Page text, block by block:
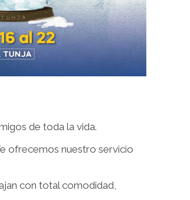
de toda la vida.
ofrecemos nuestro servicio
con total comodidad,